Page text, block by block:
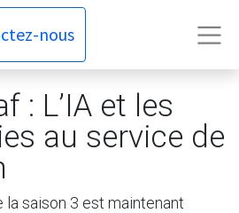
nous
: L’IA et les
au service de
la saison 3 est maintenant